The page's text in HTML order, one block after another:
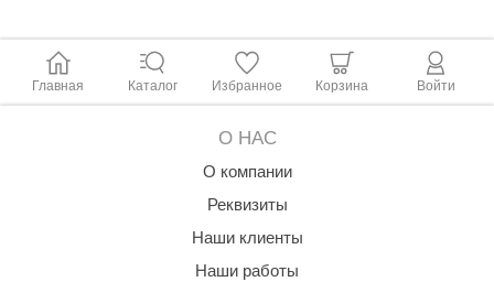
камень
камень
обеспечивают:
Эффективное самоочищение от накипи
Подачу мягкого, чистого пара без капель воды
Главная Каталог Избранное Корзина Войти
О НАС
О компании
Реквизиты
Наши клиенты
Наши работы